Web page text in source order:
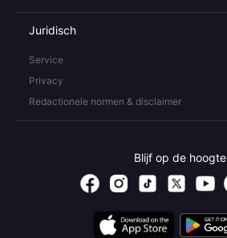
Juridisch
Service
Privacy
Redactionele normen & disclaimer
Blijf op de hoogte